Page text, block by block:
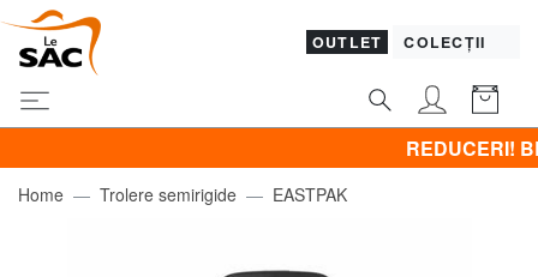
OUTLET COLECȚII
REDUCERI!
Home Trolere semirigide EASTPAK